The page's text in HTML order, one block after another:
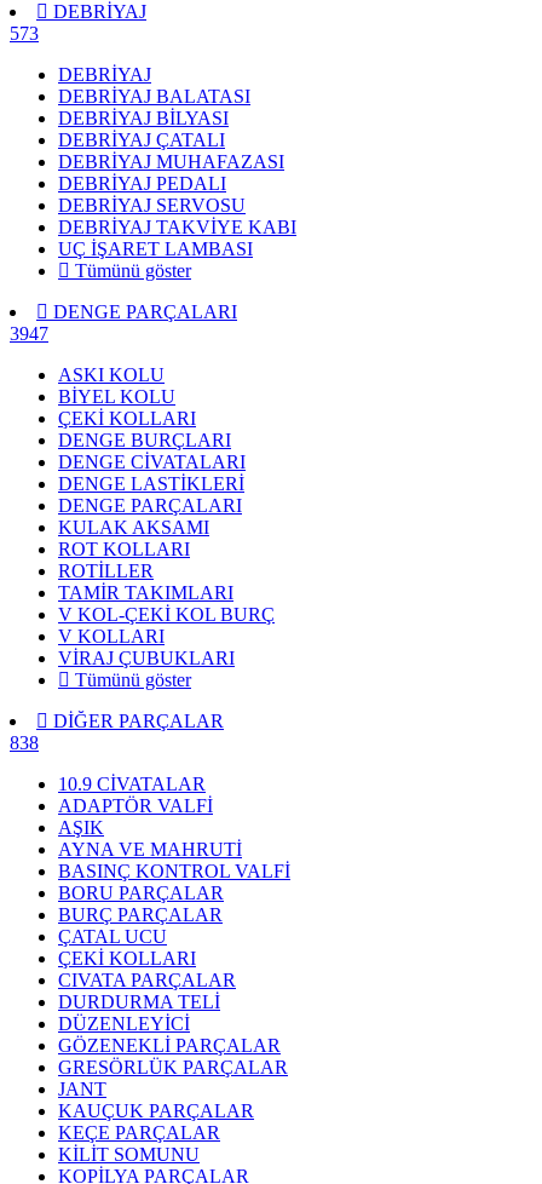
DEBRİYAJ
573
DEBRİYAJ
DEBRİYAJ BALATASI
DEBRİYAJ BİLYASI
DEBRİYAJ ÇATALI
DEBRİYAJ MUHAFAZASI
DEBRİYAJ PEDALI
DEBRİYAJ SERVOSU
DEBRİYAJ TAKVİYE KABI
UÇ İŞARET LAMBASI
Tümünü göster
DENGE PARÇALARI
3947
ASKI KOLU
BİYEL KOLU
ÇEKİ KOLLARI
DENGE BURÇLARI
DENGE CİVATALARI
DENGE LASTİKLERİ
DENGE PARÇALARI
KULAK AKSAMI
ROT KOLLARI
ROTİLLER
TAMİR TAKIMLARI
V KOL-ÇEKİ KOL BURÇ
V KOLLARI
VİRAJ ÇUBUKLARI
Tümünü göster
DİĞER PARÇALAR
838
10.9 CİVATALAR
ADAPTÖR VALFİ
AŞIK
AYNA VE MAHRUTİ
BASINÇ KONTROL VALFİ
BORU PARÇALAR
BURÇ PARÇALAR
ÇATAL UCU
ÇEKİ KOLLARI
CIVATA PARÇALAR
DURDURMA TELİ
DÜZENLEYİCİ
GÖZENEKLİ PARÇALAR
GRESÖRLÜK PARÇALAR
JANT
KAUÇUK PARÇALAR
KEÇE PARÇALAR
KİLİT SOMUNU
KOPİLYA PARÇALAR